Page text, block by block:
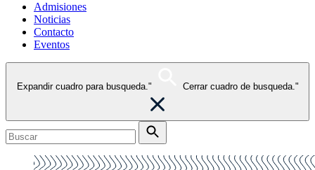
Admisiones
Noticias
Contacto
Eventos
Expandir cuadro para busqueda." Cerrar cuadro de busqueda."